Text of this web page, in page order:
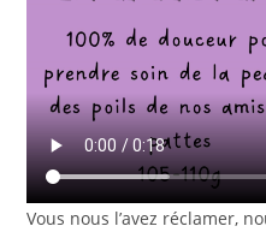
Vous nous l’avez réclamer,